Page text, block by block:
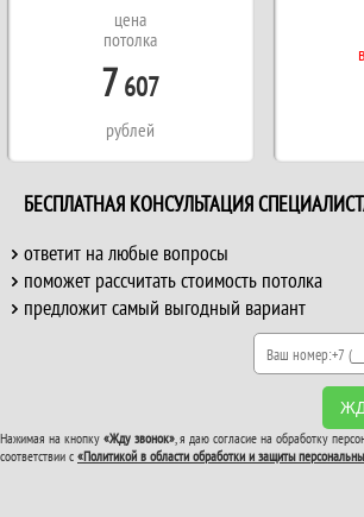
цена
потолка
7 607
рублей
БЕСПЛАТНАЯ КОНСУЛЬТАЦИЯ
ответит на любые вопросы
поможет рассчитать стоимость потолка
предложит самый выгодный вариант
Нажимая на кнопку «Жду звонок», я даю согласие на обработку
соответствии с «Политикой в области обработки и защиты